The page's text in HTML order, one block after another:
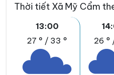
Thời tiết Xã Mỹ Cẩm
13:00
27 ° / 33 °
26 °